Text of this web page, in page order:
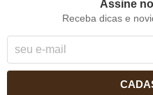
Assine
Receba dicas e